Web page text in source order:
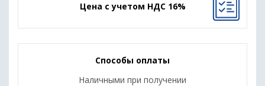
Цена с учетом НДС 16%
Способы оплаты
Наличными при получении